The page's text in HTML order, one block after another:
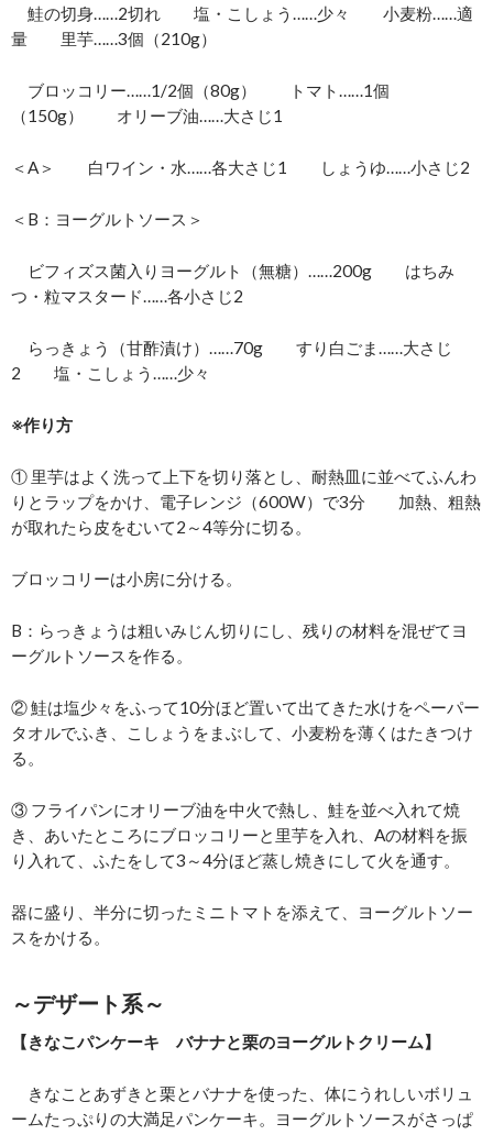
鮭の切身……2切れ 塩・こしょう……少々 小麦粉……適
量 里芋……3個（210g）
ブロッコリー……1/2個（80g） トマト……1個
（150g） オリーブ油……大さじ1
＜A＞ 白ワイン・水……各大さじ1 しょうゆ……小さじ2
＜B：ヨーグルトソース＞
ビフィズス菌入りヨーグルト（無糖）……200g はちみ
つ・粒マスタード……各小さじ2
らっきょう（甘酢漬け）……70g すり白ごま……大さじ
2 塩・こしょう……少々
※作り方
① 里芋はよく洗って上下を切り落とし、耐熱皿に並べてふんわ
りとラップをかけ、電子レンジ（600W）で3分 加熱、粗熱
が取れたら皮をむいて2～4等分に切る。
ブロッコリーは小房に分ける。
B：らっきょうは粗いみじん切りにし、残りの材料を混ぜてヨ
ーグルトソースを作る。
② 鮭は塩少々をふって10分ほど置いて出てきた水けをペーパー
タオルでふき、こしょうをまぶして、小麦粉を薄くはたきつけ
る。
③ フライパンにオリーブ油を中火で熱し、鮭を並べ入れて焼
き、あいたところにブロッコリーと里芋を入れ、Aの材料を振
り入れて、ふたをして3～4分ほど蒸し焼きにして火を通す。
器に盛り、半分に切ったミニトマトを添えて、ヨーグルトソー
スをかける。
～デザート系～
【きなこパンケーキ バナナと栗のヨーグルトクリーム】
きなことあずきと栗とバナナを使った、体にうれしいボリュ
ームたっぷりの大満足パンケーキ。ヨーグルトソースがさっぱ